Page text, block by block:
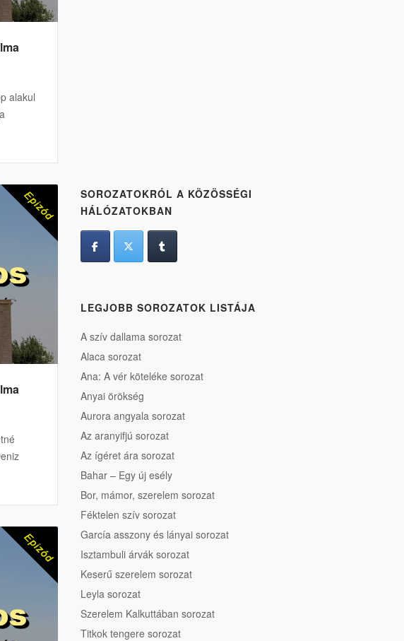
alakul
SOROZATOKRÓL A KÖZÖSSÉGI
HÁLÓZATOKBAN
LEGJOBB SOROZATOK LISTÁJA
A szív dallama sorozat
Alaca sorozat
Ana: A vér köteléke sorozat
Anyai örökség
Aurora angyala sorozat
Az aranyifjú sorozat
Az ígéret ára sorozat
Bahar – Egy új esély
Bor, mámor, szerelem sorozat
Féktelen szív sorozat
García asszony és lányai sorozat
Isztambuli árvák sorozat
Keserű szerelem sorozat
Leyla sorozat
Szerelem Kalkuttában sorozat
Titkok tengere sorozat